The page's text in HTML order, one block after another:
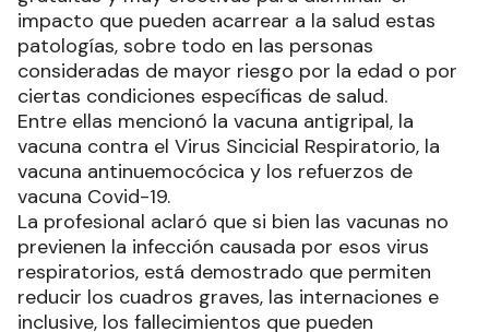
impacto que pueden acarrear a la salud estas
patologías, sobre todo en las personas
consideradas de mayor riesgo por la edad o por
ciertas condiciones específicas de salud.
Entre ellas mencionó la vacuna antigripal, la
vacuna contra el Virus Sincicial Respiratorio, la
vacuna antinuemocócica y los refuerzos de
vacuna Covid-19.
La profesional aclaró que si bien las vacunas no
previenen la infección causada por esos virus
respiratorios, está demostrado que permiten
reducir los cuadros graves, las internaciones e
inclusive, los fallecimientos que pueden